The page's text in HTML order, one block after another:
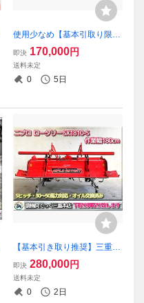
使用少なめ【基本引取り限
定】三重県津市 簡易整備済
み クボタ ディーゼル 耕運機
K1-85 8.5馬力
即決 170,000円
送料未定
0 5日
【基本引き取り推奨】三重県
津市白山 ニプロ ロータリ
ー SX1810-S オイル交換済み
Sヒッチ 30～50馬力対応
即決 280,000円
送料未定
0 2日